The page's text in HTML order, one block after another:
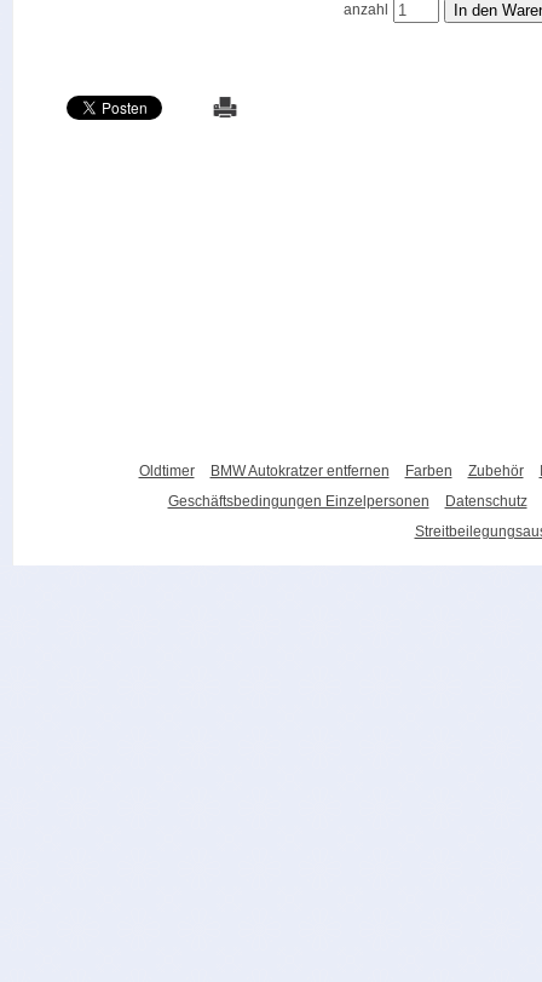
anzahl
Oldtimer BMW Autokratzer entfernen Farben Zubehör
Geschäftsbedingungen Einzelpersonen
Datenschutz